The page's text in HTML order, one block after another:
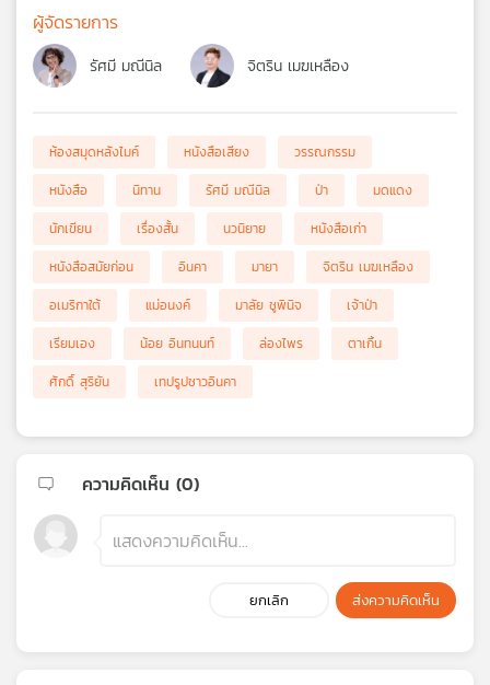
ผู้จัดรายการ
รัศมี มณีนิล จิตริน เมฆเหลือง
ห้องสมุดหลังไมค์ หนังสือเสียง
วรรณกรรม
หนังสือ
นิทาน รัศมี มณีนิล ป่า
มดแดง
นักเขียน
เรื่องสั้น นวนิยาย
หนังสือเก่า
หนังสือสมัยก่อน
อินคา มายา
จิตริน เมฆเหลือง
อเมริกาใต้
แม่อนงค์ มาลัย ชูพินิจ
เจ้าป่า
เรียมเอง
น้อย อินทนนท์ ล่องไพร
ตาเกิ้น
ศักดิ์ สุริยัน
เทปรูปชาวอินคา
ความคิดเห็น (0)
ยกเลิก ส่งความคิดเห็น